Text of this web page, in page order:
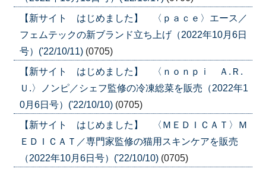
【新サイト はじめました】 〈ｐａｃｅ〉エース／
フェムテックの新ブランド立ち上げ（2022年10月6日
号）('22/10/11) (0705)
【新サイト はじめました】 〈ｎｏｎｐｉ Ａ.Ｒ.
Ｕ.〉ノンピ／シェフ監修の冷凍総菜を販売（2022年1
0月6日号）('22/10/10) (0705)
【新サイト はじめました】 〈ＭＥＤＩＣＡＴ〉Ｍ
ＥＤＩＣＡＴ／専門家監修の猫用スキンケアを販売
（2022年10月6日号）('22/10/10) (0705)